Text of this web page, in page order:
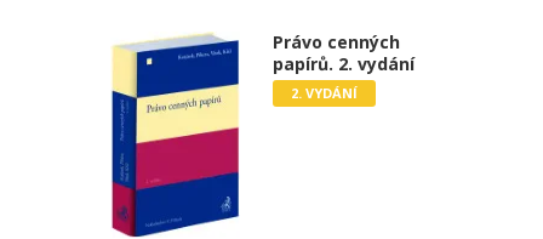
Právo cenných
papírů. 2. vydání
2. VYDÁNÍ